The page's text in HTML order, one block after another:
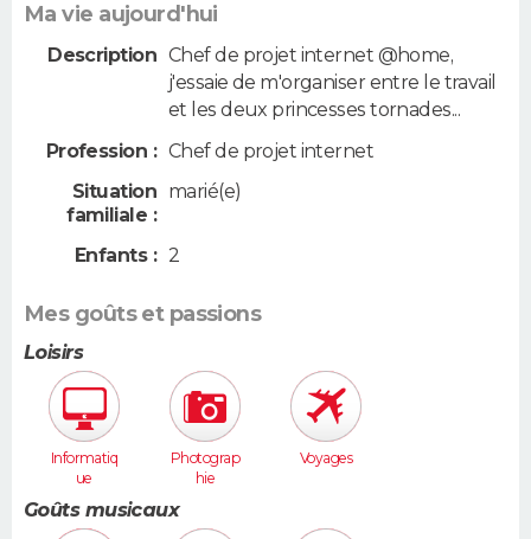
Ma vie aujourd'hui
Description Chef de projet internet @home,
j'essaie de m'organiser entre le travail
et les deux princesses tornades...
Profession : Chef de projet internet
Situation
familiale :
marié(e)
Enfants : 2
Mes goûts et passions
Loisirs
Informatiq
ue
Photograp
hie
Voyages
Goûts musicaux